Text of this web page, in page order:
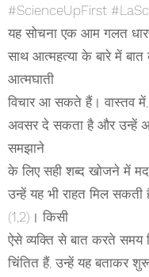
#ScienceUpFirst
यह सोचना एक आम गलत
साथ आत्महत्या के बारे में
आत्मघाती
विचार आ सकते हैं। वास्तव
अवसर दे सकता है और उन्हें
समझाने
के लिए सही शब्द खोजने में
उन्हें यह भी राहत मिल
(1,2)। किसी
ऐसे व्यक्ति से बात करते
चिंतित हैं, उन्हें यह बताकर